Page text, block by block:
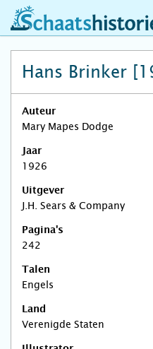
schaatshistorie.nl
Hans Brinker
Auteur
Mary Mapes Dodge
Jaar
1926
Uitgever
J.H. Sears & Company
Pagina's
242
Talen
Engels
Land
Verenigde Staten